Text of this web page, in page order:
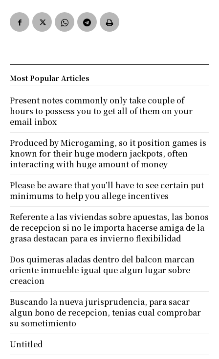
Most Popular Articles
Present notes commonly only take couple of
hours to possess you to get all of them on your
email inbox
Produced by Microgaming, so it position games is
known for their huge modern jackpots, often
interacting with huge amount of money
Please be aware that you’ll have to see certain put
minimums to help you allege incentives
Referente a las viviendas sobre apuestas, las bonos
de recepcion si no le importa hacerse amiga de la
grasa destacan para es invierno flexibilidad
Dos quimeras aladas dentro del balcon marcan
oriente inmueble igual que algun lugar sobre
creacion
Buscando la nueva jurisprudencia, para sacar
algun bono de recepcion, tenias cual comprobar
su sometimiento
Untitled